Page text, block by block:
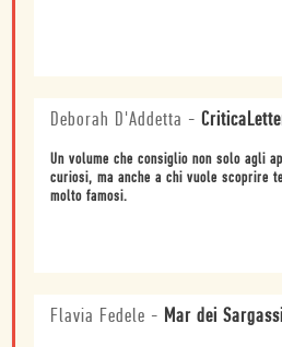
Deborah D'Addetta -
Un volume che consiglio non solo agli
curiosi, ma anche a chi vuole scoprire
molto famosi.
Flavia Fedele - Mar dei Sargassi